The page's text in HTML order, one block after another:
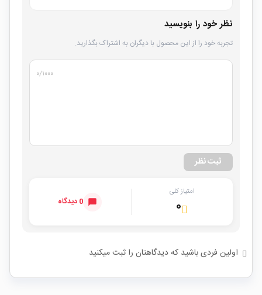
نظر خود را بنویسید
تجربه خود را از این محصول با دیگران به اشتراک بگذارید.
۰/۱۰۰۰
ثبت نظر
امتیاز کلی
۰ 0 دیدگاه
اولین فردی باشید که دیدگاهتان را ثبت میکنید